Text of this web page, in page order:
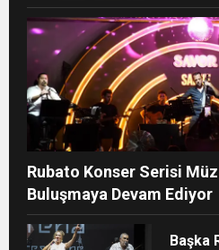
Rubato Konser Serisi
Buluşmaya Devam Ediyor
Başka